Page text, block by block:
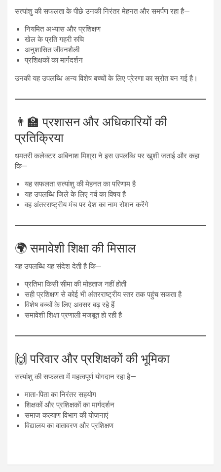
सत्यांशु की सफलता के पीछे उनकी निरंतर मेहनत और समर्पण रहा है—
नियमित अभ्यास और प्रशिक्षण
खेल के प्रति गहरी रुचि
अनुशासित जीवनशैली
प्रशिक्षकों का मार्गदर्शन
उनकी यह उपलब्धि अन्य विशेष बच्चों के लिए प्रेरणा का स्रोत बन गई है।
👨‍🏫 प्रशासन और अधिकारियों की
प्रतिक्रिया
धमतरी कलेक्टर अबिनाश मिश्रा ने इस उपलब्धि पर खुशी जताई और कहा
कि—
यह सफलता सत्यांशु की मेहनत का परिणाम है
यह उपलब्धि जिले के लिए गर्व का विषय है
वह अंतरराष्ट्रीय मंच पर देश का नाम रोशन करेंगे
🌍 समावेशी शिक्षा की मिसाल
यह उपलब्धि यह संदेश देती है कि—
प्रतिभा किसी सीमा की मोहताज नहीं होती
सही प्रशिक्षण से कोई भी अंतरराष्ट्रीय स्तर तक पहुंच सकता है
विशेष बच्चों के लिए अवसर बढ़ रहे हैं
समावेशी शिक्षा प्रणाली मजबूत हो रही है
🙌 परिवार और प्रशिक्षकों की भूमिका
सत्यांशु की सफलता में महत्वपूर्ण योगदान रहा है—
माता-पिता का निरंतर सहयोग
शिक्षकों और प्रशिक्षकों का मार्गदर्शन
समाज कल्याण विभाग की योजनाएं
विद्यालय का वातावरण और प्रशिक्षण